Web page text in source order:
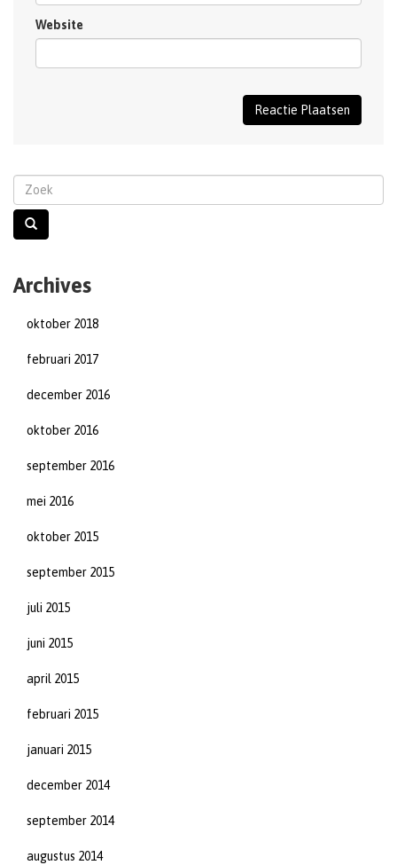
Website
Archives
oktober 2018
februari 2017
december 2016
oktober 2016
september 2016
mei 2016
oktober 2015
september 2015
juli 2015
juni 2015
april 2015
februari 2015
januari 2015
december 2014
september 2014
augustus 2014